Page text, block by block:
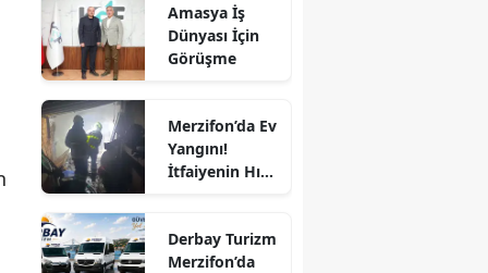
Gaziantep
Gümüşhane
Hakkari
Isparta
Alan Zarar
Gördü
Amasya İş
Dünyası İçin
Görüşme
Merzifon’da Ev
Yangını!
İtfaiyenin Hızlı
Derbay Turizm
Merzifon’da